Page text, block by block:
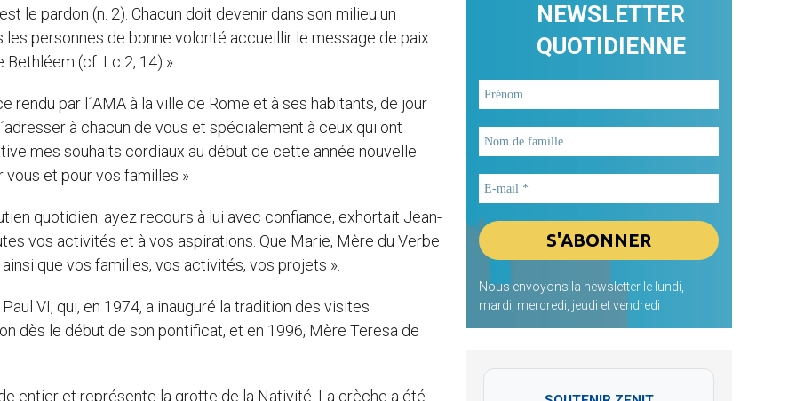
le pardon (n. 2). Chacun doit devenir dans son milieu un
personnes de bonne volonté accueillir le message de paix
(cf. Lc 2, 14) ».
par l´AMA à la ville de Rome et à ses habitants, de jour
à chacun de vous et spécialement à ceux qui ont
mes souhaits cordiaux au début de cette année nouvelle:
vous et pour vos familles »
quotidien: ayez recours à lui avec confiance, exhortait Jean-
vos activités et à vos aspirations. Que Marie, Mère du Verbe
que vos familles, vos activités, vos projets ».
VI, qui, en 1974, a inauguré la tradition des visites
dès le début de son pontificat, et en 1996, Mère Teresa de
entier et représente la grotte de la Nativité. La crèche a été
NEWSLETTER
QUOTIDIENNE
Nous envoyons la newsletter le lundi,
mardi, mercredi, jeudi et vendredi